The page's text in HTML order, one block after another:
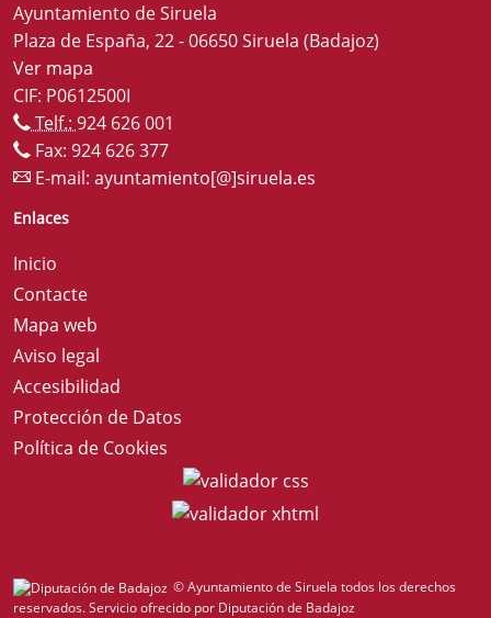
Ayuntamiento de Siruela
Plaza de España, 22 - 06650 Siruela (Badajoz)
Ver mapa
CIF: P0612500I
Telf.: 924 626 001
Fax: 924 626 377
E-mail: ayuntamiento[@]siruela.es
Enlaces
Inicio
Contacte
Mapa web
Aviso legal
Accesibilidad
Protección de Datos
Política de Cookies
© Ayuntamiento de Siruela todos los derechos
reservados.Servicio ofrecido por Diputación de Badajoz